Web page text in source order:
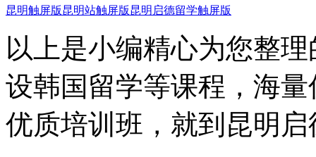
昆明触屏版昆明站触屏版昆明启德留学触屏版
以上是小编精心为您整
设韩国留学等课程，海
优质培训班，就到昆明